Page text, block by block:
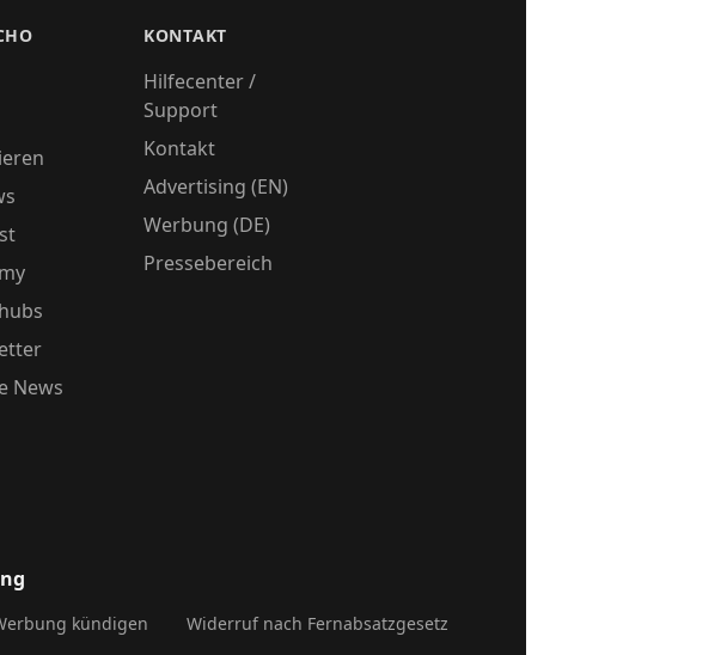
News
KONTAKT
Hilfecenter /
Support
Kontakt
Advertising (EN)
Werbung (DE)
Pressebereich
kündigen Widerruf nach Fernabsatzgesetz